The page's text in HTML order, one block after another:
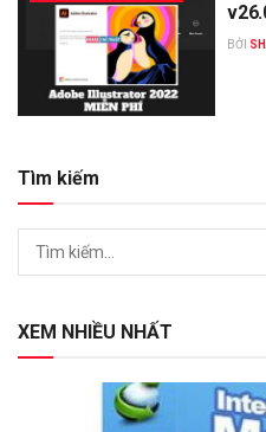
BỞI
Tìm kiếm
XEM NHIỀU NHẤT